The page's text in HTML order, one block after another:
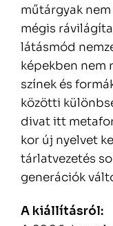
műtárgyak
mégis
látásmód
képekben nem
színek és
közötti
divat itt
kor új nyelvet
tárlatvezetés
generációk
A kiállításról: